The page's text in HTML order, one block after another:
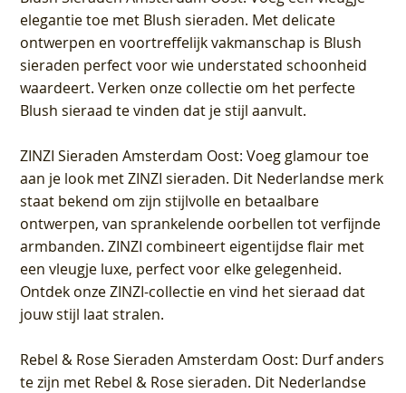
elegantie toe met Blush sieraden. Met delicate
ontwerpen en voortreffelijk vakmanschap is Blush
sieraden perfect voor wie understated schoonheid
waardeert. Verken onze collectie om het perfecte
Blush sieraad te vinden dat je stijl aanvult.
ZINZI Sieraden Amsterdam Oost: Voeg glamour toe
aan je look met ZINZI sieraden. Dit Nederlandse merk
staat bekend om zijn stijlvolle en betaalbare
ontwerpen, van sprankelende oorbellen tot verfijnde
armbanden. ZINZI combineert eigentijdse flair met
een vleugje luxe, perfect voor elke gelegenheid.
Ontdek onze ZINZI-collectie en vind het sieraad dat
jouw stijl laat stralen.
Rebel & Rose Sieraden Amsterdam Oost: Durf anders
te zijn met Rebel & Rose sieraden. Dit Nederlandse